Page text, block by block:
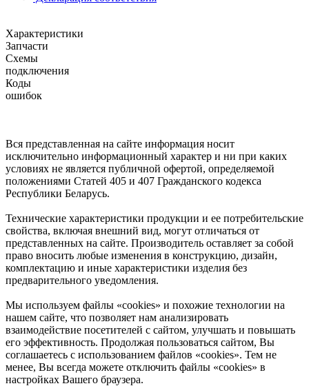
Характеристики
Запчасти
Схемы
подключения
Коды
ошибок
Вся представленная на сайте информация носит
исключительно информационный характер и ни при каких
условиях не является публичной офертой, определяемой
положениями Статей 405 и 407 Гражданского кодекса
Республики Беларусь.
Технические характеристики продукции и ее потребительские
свойства, включая внешний вид, могут отличаться от
представленных на сайте. Производитель оставляет за собой
право вносить любые изменения в конструкцию, дизайн,
комплектацию и иные характеристики изделия без
предварительного уведомления.
Мы используем файлы «cookies» и похожие технологии на
нашем сайте, что позволяет нам анализировать
взаимодействие посетителей с сайтом, улучшать и повышать
его эффективность. Продолжая пользоваться сайтом, Вы
соглашаетесь с использованием файлов «cookies». Тем не
менее, Вы всегда можете отключить файлы «cookies» в
настройках Вашего браузера.